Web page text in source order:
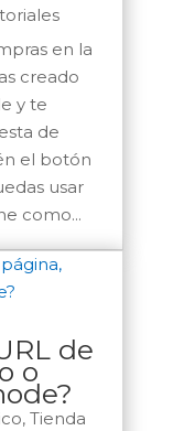
en la
creado
y te
de
el botón
usar
como...
de
o
, Tienda